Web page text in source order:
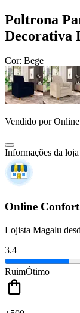
Poltrona
Decorativa
Cor: Bege
Vendido por
Informações da loja
Online Confort
Lojista Magalu
3.4
RuimÓtimo